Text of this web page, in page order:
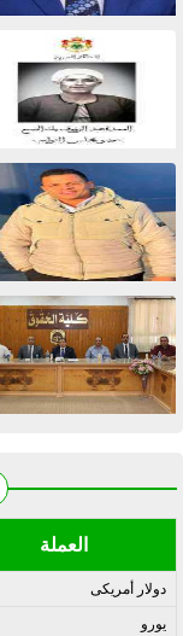
العملة
دولار أمريكى
يورو